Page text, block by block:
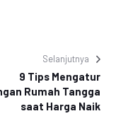
Selanjutnya
9 Tips Mengatur
Rumah Tangga
saat Harga Naik